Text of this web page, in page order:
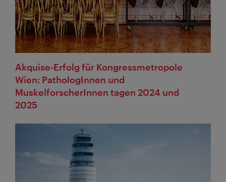
Akquise-Erfolg für Kongressmetropole
Wien: PathologInnen und
MuskelforscherInnen tagen 2024 und
2025